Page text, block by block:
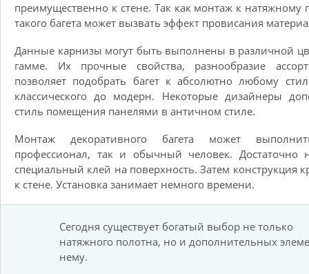
преимущественно к стене. Так как монтаж к натяжному
такого багета может вызвать эффект провисания
Данные карнизы могут быть выполнены в различной
гамме. Их прочные свойства, разнообразие
позволяет подобрать багет к абсолютно любому
классического до модерн. Некоторые дизайнеры
стиль помещения панелями в античном стиле.
Монтаж декоративного багета может
профессионал, так и обычный человек. Достаточно
специальный клей на поверхность. Затем конструкция
к стене. Установка занимает немного времени.
Сегодня существует богатый выбор не только
натяжного полотна, но и дополнительных
нему.